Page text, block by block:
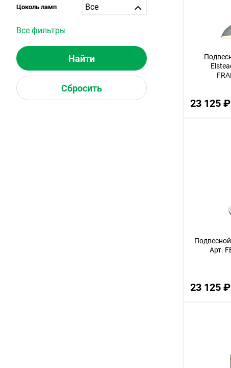
12-15
20-25
больше 30
6
Цоколь ламп
Все фильтры
23 125 ₽
Арт.
23 125 ₽